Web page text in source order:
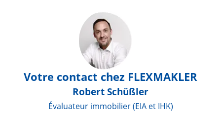
Votre contact chez FLEXMAKLER
Robert Schüßler
Évaluateur immobilier (EIA et IHK)